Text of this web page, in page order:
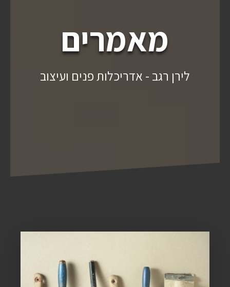
מאמרים
לירן רגב - אדריכלות פנים ועיצוב